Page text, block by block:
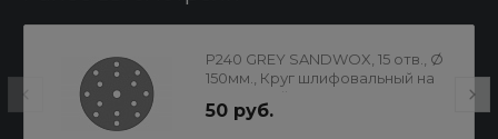
P240 GREY SANDWOX, 15 отв., Ø
150мм., Круг шлифовальный на
циркониевый корунд
50 руб.